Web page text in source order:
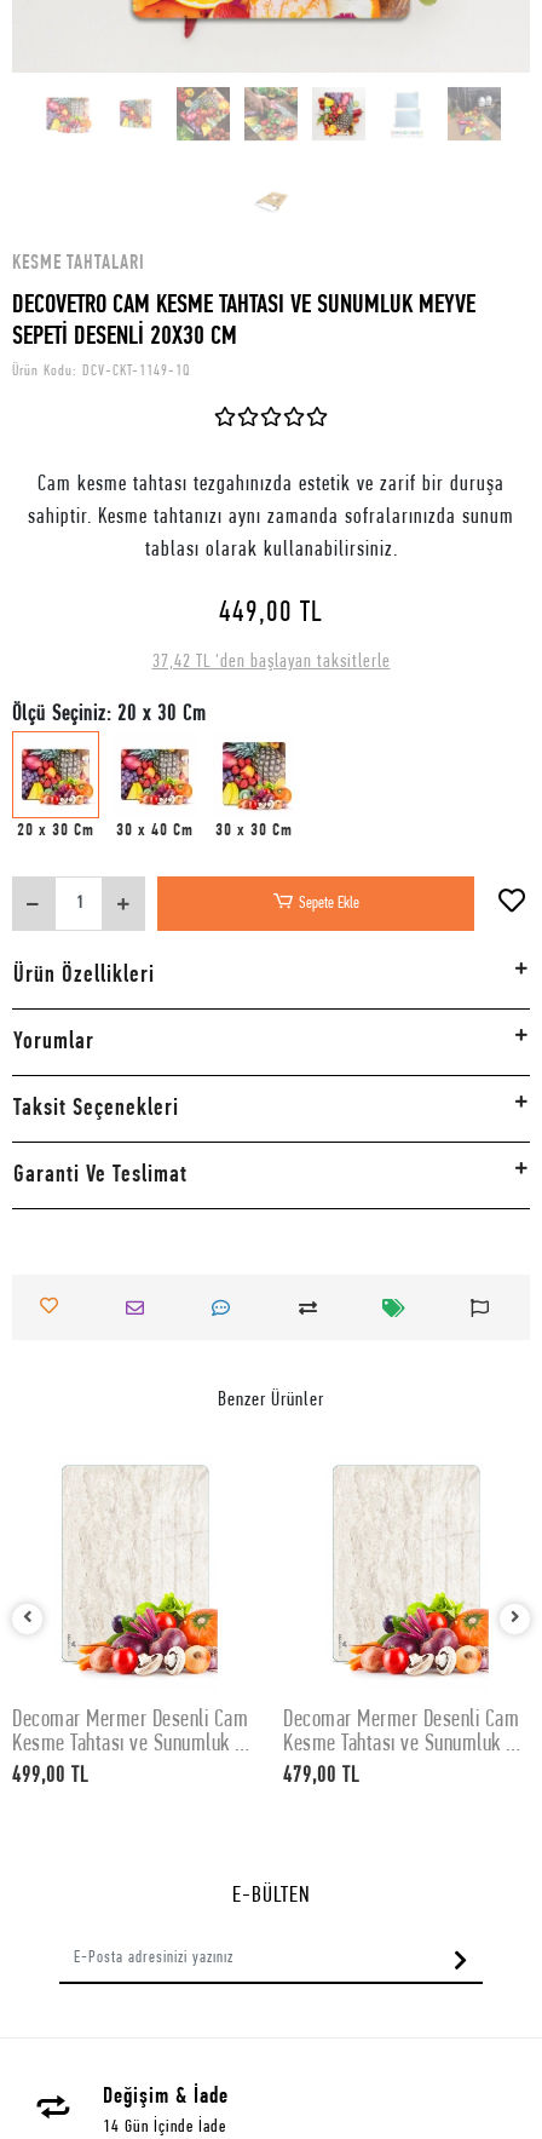
KESME TAHTALARI
DECOVETRO CAM KESME TAHTASI VE SUNUMLUK MEYVE
SEPETİ DESENLİ 20X30 CM
Ürün Kodu: DCV-CKT-1149-1Q
Cam kesme tahtası tezgahınızda estetik ve zarif bir duruşa
sahiptir. Kesme tahtanızı aynı zamanda sofralarınızda sunum
tablası olarak kullanabilirsiniz.
449,00 TL
37,42 TL 'den başlayan taksitlerle
Ölçü Seçiniz: 20 x 30 Cm
20 x 30 Cm 30 x 40 Cm 30 x 30 Cm
Sepete Ekle
Ürün Özellikleri
Yorumlar
Taksit Seçenekleri
Garanti Ve Teslimat
Benzer Ürünler
SEPETE EKLE
Decomar Mermer Desenli Cam
Kesme Tahtası ve Sunumluk 30
x 40 cm
499,00 TL
SEPETE EKLE
Decomar Mermer Desenli Cam
Kesme Tahtası ve Sunumluk 25
x 35 cm
479,00 TL
E-BÜLTEN
Değişim & İade
14 Gün İçinde İade